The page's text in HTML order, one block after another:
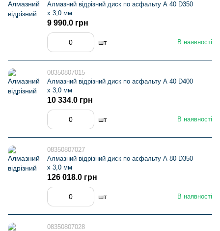
Алмазний відрізний диск по асфальту А 40 D350
х 3,0 мм
В наявності
9 990.0 грн
шт
08350807015
Алмазний відрізний диск по асфальту А 40 D400
х 3,0 мм
В наявності
10 334.0 грн
шт
08350807027
Алмазний відрізний диск по асфальту А 80 D350
х 3,0 мм
В наявності
126 018.0 грн
шт
08350807028